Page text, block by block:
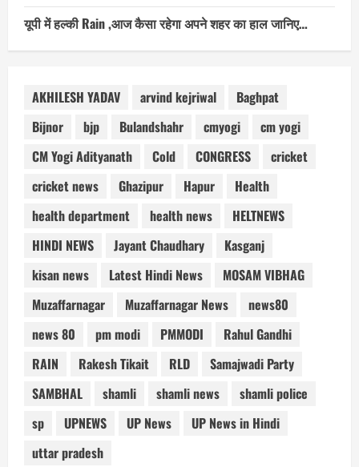
यूपी में हल्की Rain ,आज कैसा रहेगा अपने शहर का हाल जानिए…
AKHILESH YADAV arvind kejriwal
Baghpat
Bijnor
bjp Bulandshahr cmyogi
cm yogi
CM Yogi Adityanath
Cold CONGRESS
cricket
cricket news
Ghazipur Hapur
Health
health department
health news
HELTNEWS
HINDI NEWS
Jayant Chaudhary
Kasganj
kisan news
Latest Hindi News
MOSAM VIBHAG
Muzaffarnagar
Muzaffarnagar News
news80
news 80
pm modi PMMODI
Rahul Gandhi
RAIN
Rakesh Tikait RLD
Samajwadi Party
SAMBHAL
shamli shamli news
shamli police
sp
UPNEWS UP News
UP News in Hindi
uttar pradesh